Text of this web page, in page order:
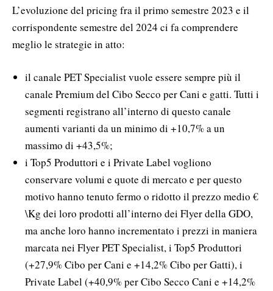
L’evoluzione del pricing fra il primo semestre 2023 e il
corrispondente semestre del 2024 ci fa comprendere
meglio le strategie in atto:
il canale PET Specialist vuole essere sempre più il
canale Premium del Cibo Secco per Cani e gatti. Tutti i
segmenti registrano all’interno di questo canale
aumenti varianti da un minimo di +10,7% a un
massimo di +43,5%;
i Top5 Produttori e i Private Label vogliono
conservare volumi e quote di mercato e per questo
motivo hanno tenuto fermo o ridotto il prezzo medio €
\Kg dei loro prodotti all’interno dei Flyer della GDO,
ma anche loro hanno incrementato i prezzi in maniera
marcata nei Flyer PET Specialist, i Top5 Produttori
(+27,9% Cibo per Cani e +14,2% Cibo per Gatti), i
Private Label (+40,9% per Cibo Secco Cani e +14,2%